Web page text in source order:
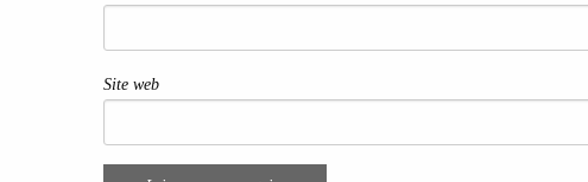
Site web